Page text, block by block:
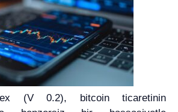
(V 0.2), bitcoin ticaretinin